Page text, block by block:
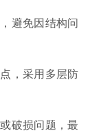
避免因结构问
，采用多层防
破损问题，最